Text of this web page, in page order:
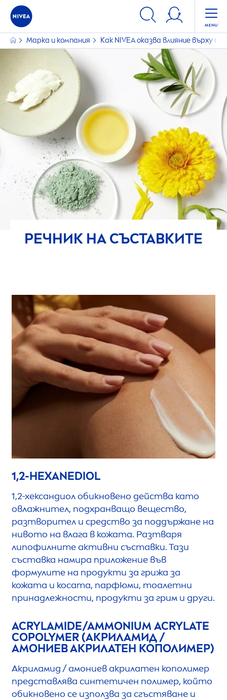
Марка и компания Как NIVEAоказва влияние върху
РЕЧНИК НА СЪСТАВКИТЕ
1,2-HEXANEDIOL
1,2-хександиол обикновено действа като
овлажнител, подхранващо вещество,
разтворител и средство за поддържане на
нивото на влага в кожата. Разтваря
липофилните активни съставки. Тази
съставка намира приложение във
формулите на продукти за грижа за
кожата и косата, парфюми, тоалетни
принадлежности, продукти за грим и други.
ACRYLAMIDE/AMMONIUM ACRYLATE
COPOLYMER (АКРИЛАМИД /
АМОНИЕВ АКРИЛАТЕН КОПОЛИМЕР)
Акриламид / амониев акрилатен кополимер
представлява синтетичен полимер, който
обикновено се използва за сгъстяване и